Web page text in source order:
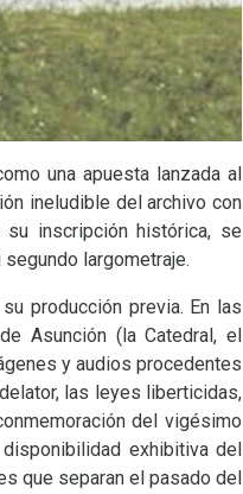
una apuesta lanzada al
ineludible del archivo con
inscripción histórica, se
largometraje.
producción previa. En las
Asunción (la Catedral, el
y audios procedentes
las leyes liberticidas,
del vigésimo
exhibitiva del
que separan el pasado del